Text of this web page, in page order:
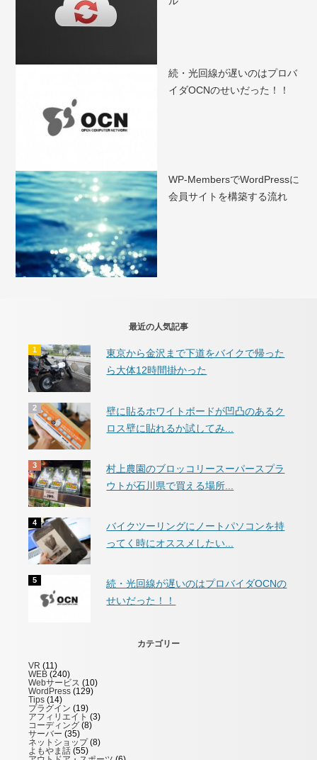
続・光回線が遅いのはプロバ
イダOCNのせいだった！！
WP-MembersでWordPressに
会員サイトを構築する流れ
最近の人気記事
東京から金沢まで下道をバイクで帰った
ら大体12時間掛かった
壁に貼るホワイトボードが凹凸のあるク
ロス壁に貼れるか試してみ...
村上農園のブロッコリースーパースプラ
ウトが石川県で買える場所...
バイクツーリングにノートパソコンを持
ってく時にオススメしたい...
続・光回線が遅いのはプロバイダOCNの
せいだった！！
カテゴリー
VR (11)
WEB (240)
Webサービス (10)
WordPress (129)
Tips (14)
プラグイン (19)
アフィリエイト (3)
コーディング (8)
サーバー (35)
ネットショップ(8)
よもやま話 (55)